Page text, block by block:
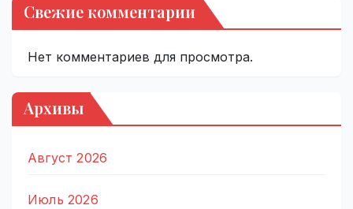
Свежие комментарии
Нет комментариев для просмотра.
Архивы
Август 2026
Июль 2026